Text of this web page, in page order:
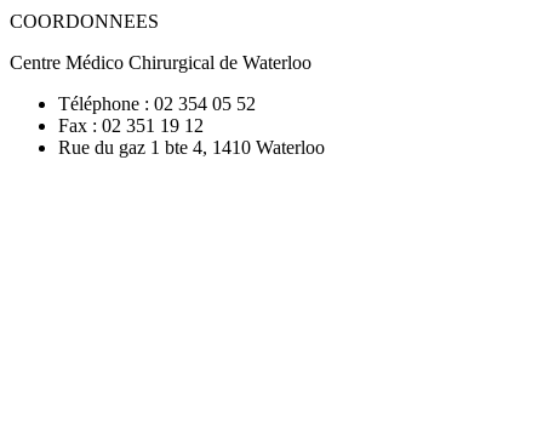
COORDONNEES
Centre Médico Chirurgical de Waterloo
Téléphone : 02 354 05 52
Fax : 02 351 19 12
Rue du gaz 1 bte 4, 1410 Waterloo